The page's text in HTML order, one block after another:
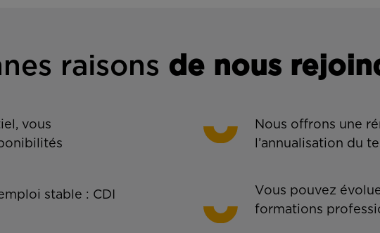
raisons de nous
vous
Nous offrons une
l’annualisation du
stable : CDI
Vous pouvez
formations